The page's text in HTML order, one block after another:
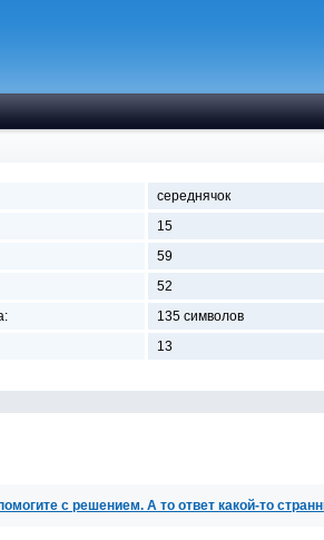
середнячок
15
59
52
135 символов
13
с решением. А то ответ какой-то